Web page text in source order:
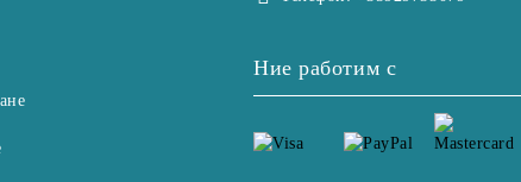
Ние работим с